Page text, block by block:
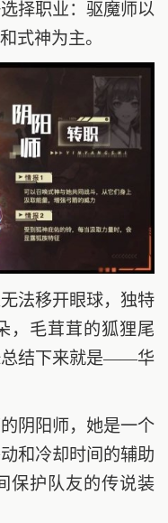
择职业：驱魔师以
式神为主。
法移开眼球，独特
，毛茸茸的狐狸尾
总结下来就是——华
阴阳师，她是一个
和冷却时间的辅助
保护队友的传说装